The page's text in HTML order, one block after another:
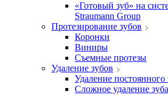
«Готовый зуб» на
Straumann Group
Протезирование зубов
Коронки
Виниры
Съемные протезы
Удаление зубов
Удаление постоянного
Сложное удаление зуба